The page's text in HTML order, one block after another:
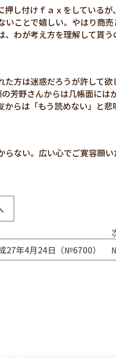
し付けｆａｘをしているが
いことで嬉しい。やはり商
、わが考え方を理解して貰う
方は迷惑だろうが許して欲
芳野さんからは几帳面には
らは「もう読めない」と悲
ない。広い心でご寛容願い
27年4月24日（№6700）